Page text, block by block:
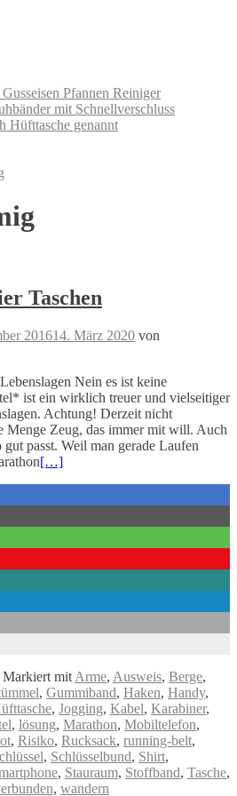
Pfannen Reiniger
mit Schnellverschluss
Hüfttasche genannt
Taschen
201614. März 2020 von
Nein es ist keine
ist ein wirklich treuer und vielseitiger
Achtung! Derzeit nicht
Menge Zeug, das immer mit will. Auch
passt. Weil man gerade Laufen
[…]
Markiert mit Arme, Ausweis, Berge,
, Gummiband, Haken, Handy,
, Jogging, Kabel, Karabiner,
, lösung, Marathon, Mobiltelefon,
, Risiko, Rucksack, running-belt,
, Schlüsselbund, Shirt,
, Stauraum, Stoffband, Tasche,
, wandern